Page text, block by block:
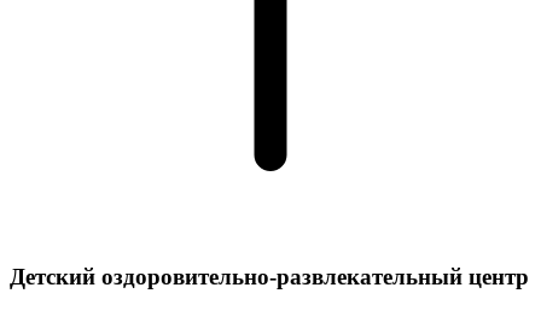
Детский оздоровительно-развлекательный центр